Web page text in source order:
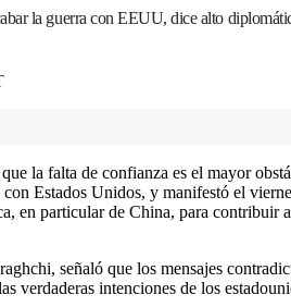
la guerra con EEUU, dice alto
la falta de confianza es el mayor
Estados Unidos, y manifestó el
en particular de China, para contribuir
señaló que los mensajes
verdaderas intenciones de los